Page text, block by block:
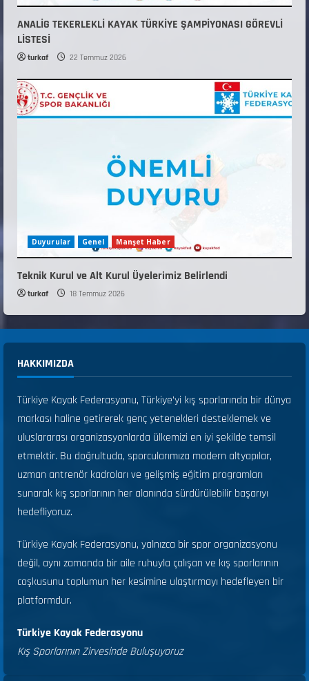
ANALİG TEKERLEKLİ KAYAK TÜRKİYE ŞAMPİYONASI GÖREVLİ
LİSTESİ
turkaf 22 Temmuz 2026
Duyurular Genel Manşet Haber
Teknik Kurul ve Alt Kurul Üyelerimiz Belirlendi
turkaf 18 Temmuz 2026
HAKKIMIZDA
Türkiye Kayak Federasyonu, Türkiye’yi kış sporlarında bir dünya
markası haline getirerek genç yetenekleri desteklemek ve
uluslararası organizasyonlarda ülkemizi en iyi şekilde temsil
etmektir. Bu doğrultuda, sporcularımıza modern altyapılar,
uzman antrenör kadroları ve gelişmiş eğitim programları
sunarak kış sporlarının her alanında sürdürülebilir başarıyı
hedefliyoruz.
Türkiye Kayak Federasyonu, yalnızca bir spor organizasyonu
değil, aynı zamanda bir aile ruhuyla çalışan ve kış sporlarının
coşkusunu toplumun her kesimine ulaştırmayı hedefleyen bir
platformdur.
Türkiye Kayak Federasyonu
Kış Sporlarının Zirvesinde Buluşuyoruz